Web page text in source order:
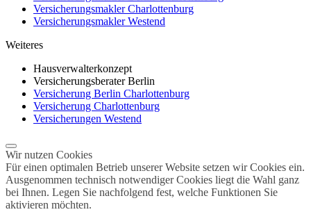
Versicherungsmakler Charlottenburg
Versicherungsmakler Westend
Weiteres
Hausverwalterkonzept
Versicherungsberater Berlin
Versicherung Berlin Charlottenburg
Versicherung Charlottenburg
Versicherungen Westend
Wir nutzen Cookies
Für einen optimalen Betrieb unserer Website setzen wir Cookies ein.
Ausgenommen technisch notwendiger Cookies liegt die Wahl ganz
bei Ihnen. Legen Sie nachfolgend fest, welche Funktionen Sie
aktivieren möchten.